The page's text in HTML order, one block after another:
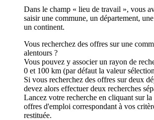
Dans le champ « lieu de travail », vous
saisir une commune, un département,
un continent.
Vous recherchez des offres sur une
alentours ?
Vous pouvez y associer un rayon de
0 et 100 km (par défaut la valeur
Si vous recherchez des offres sur deux
devez alors effectuer deux recherches
Lancez votre recherche en cliquant sur
offres d'emploi correspondant à vos
restituée.